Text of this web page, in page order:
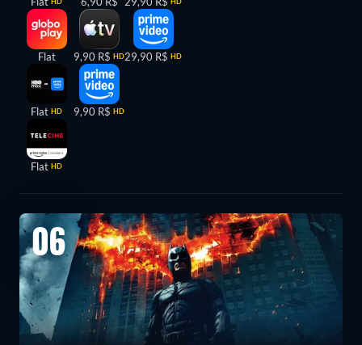
Flat
Flat HD
Flat HD
9,90 R$ HD
9,90 R$ HD
29,90 R$ HD
06